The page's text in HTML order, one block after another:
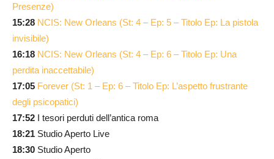
Presenze)
15:28 NCIS: New Orleans (St: 4 – Ep: 5 – Titolo Ep: La pistola
invisibile)
16:18 NCIS: New Orleans (St: 4 – Ep: 6 – Titolo Ep: Una
perdita inaccettabile)
17:05 Forever (St: 1 – Ep: 6 – Titolo Ep: L’aspetto frustrante
degli psicopatici)
17:52 I tesori perduti dell’antica roma
18:21 Studio Aperto Live
18:30 Studio Aperto